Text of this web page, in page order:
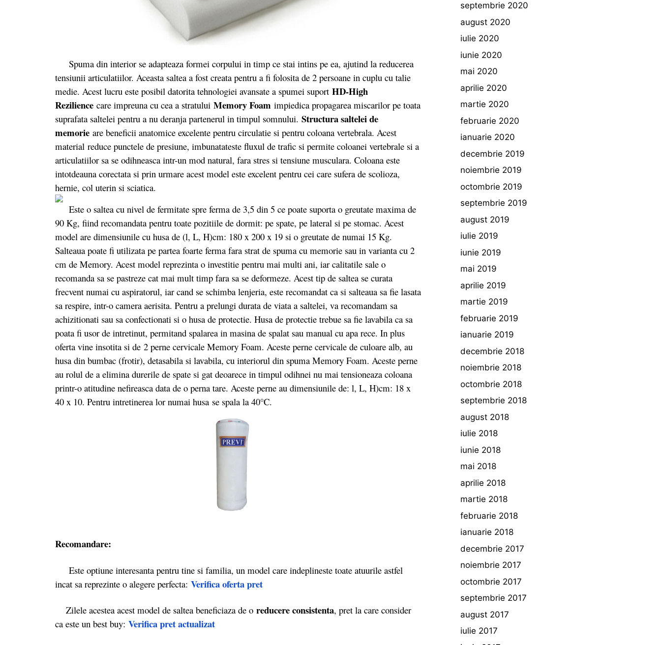
Spuma din interior se adapteaza formei corpului in timp ce stai intins pe ea, ajutind la reducerea
tensiunii articulatiilor. Aceasta saltea a fost creata pentru a fi folosita de 2 persoane in cuplu cu talie
medie. Acest lucru este posibil datorita tehnologiei avansate a spumei suport HD-High
Rezilience care impreuna cu cea a stratului Memory Foam impiedica propagarea miscarilor pe toata
suprafata saltelei pentru a nu deranja partenerul in timpul somnului. Structura saltelei de
memorie are beneficii anatomice excelente pentru circulatie si pentru coloana vertebrala. Acest
material reduce punctele de presiune, imbunatateste fluxul de trafic si permite coloanei vertebrale si a
articulatiilor sa se odihneasca intr-un mod natural, fara stres si tensiune musculara. Coloana este
intotdeauna corectata si prin urmare acest model este excelent pentru cei care sufera de scolioza,
hernie, col uterin si sciatica.
Este o saltea cu nivel de fermitate spre ferma de 3,5 din 5 ce poate suporta o greutate maxima de
90 Kg, fiind recomandata pentru toate pozitiile de dormit: pe spate, pe lateral si pe stomac. Acest
model are dimensiunile cu husa de (l, L, H)cm: 180 x 200 x 19 si o greutate de numai 15 Kg.
Salteaua poate fi utilizata pe partea foarte ferma fara strat de spuma cu memorie sau in varianta cu 2
cm de Memory. Acest model reprezinta o investitie pentru mai multi ani, iar calitatile sale o
recomanda sa se pastreze cat mai mult timp fara sa se deformeze. Acest tip de saltea se curata
frecvent numai cu aspiratorul, iar cand se schimba lenjeria, este recomandat ca si salteaua sa fie lasata
sa respire, intr-o camera aerisita. Pentru a prelungi durata de viata a saltelei, va recomandam sa
achizitionati sau sa confectionati si o husa de protectie. Husa de protectie trebue sa fie lavabila ca sa
poata fi usor de intretinut, permitand spalarea in masina de spalat sau manual cu apa rece. In plus
oferta vine insotita si de 2 perne cervicale Memory Foam. Aceste perne cervicale de culoare alb, au
husa din bumbac (frotir), detasabila si lavabila, cu interiorul din spuma Memory Foam. Aceste perne
au rolul de a elimina durerile de spate si gat deoarece in timpul odihnei nu mai tensioneaza coloana
printr-o atitudine nefireasca data de o perna tare. Aceste perne au dimensiunile de: l, L, H)cm: 18 x
40 x 10. Pentru intretinerea lor numai husa se spala la 40°C.
Recomandare:
Este optiune interesanta pentru tine si familia, un model care indeplineste toate atuurile astfel
incat sa reprezinte o alegere perfecta: Verifica oferta pret
Zilele acestea acest model de saltea beneficiaza de o reducere consistenta, pret la care consider
ca este un best buy: Verifica pret actualizat
septembrie 2020
august 2020
iulie 2020
iunie 2020
mai 2020
aprilie 2020
martie 2020
februarie 2020
ianuarie 2020
decembrie 2019
noiembrie 2019
octombrie 2019
septembrie 2019
august 2019
iulie 2019
iunie 2019
mai 2019
aprilie 2019
martie 2019
februarie 2019
ianuarie 2019
decembrie 2018
noiembrie 2018
octombrie 2018
septembrie 2018
august 2018
iulie 2018
iunie 2018
mai 2018
aprilie 2018
martie 2018
februarie 2018
ianuarie 2018
decembrie 2017
noiembrie 2017
octombrie 2017
septembrie 2017
august 2017
iulie 2017